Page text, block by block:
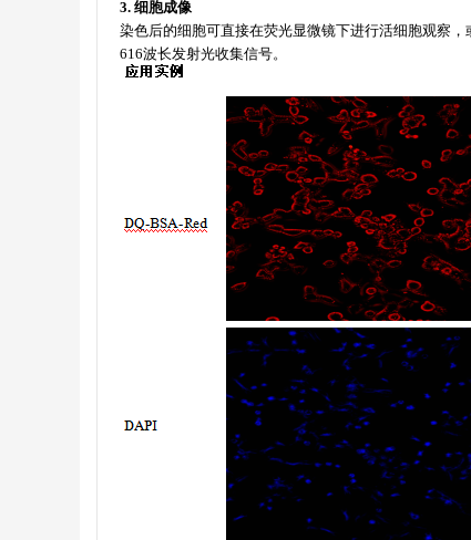
3. 细胞成像
染色后的细胞可直接在荧光显微镜下进行活细胞观察
616波长发射光收集信号。